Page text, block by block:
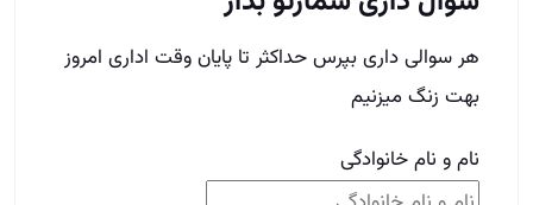
شماره تماس(Required)
Phone